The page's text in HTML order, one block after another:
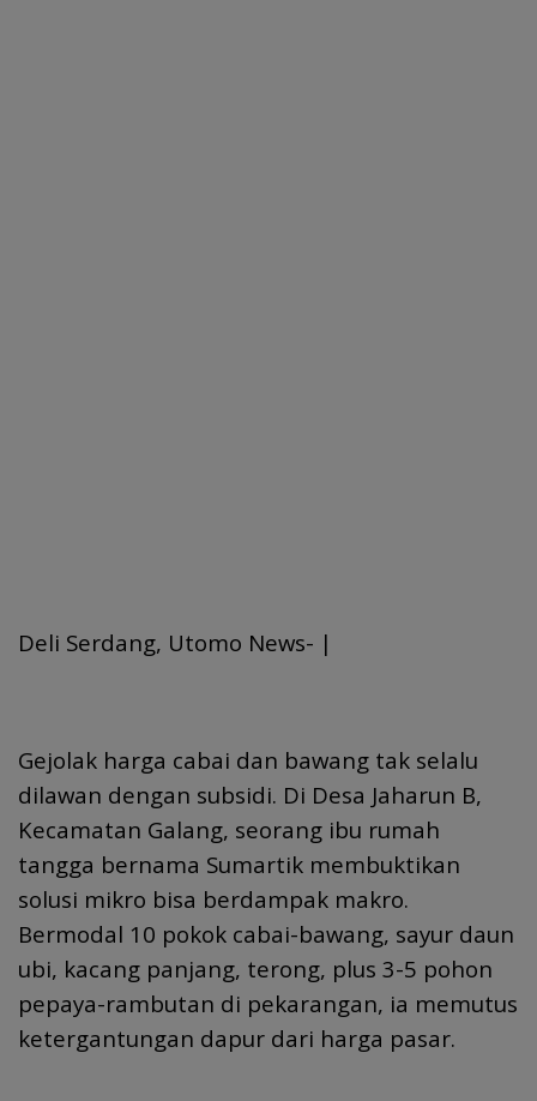
Deli Serdang, Utomo News- |
Gejolak harga cabai dan bawang tak selalu
dilawan dengan subsidi. Di Desa Jaharun B,
Kecamatan Galang, seorang ibu rumah
tangga bernama Sumartik membuktikan
solusi mikro bisa berdampak makro.
Bermodal 10 pokok cabai-bawang, sayur daun
ubi, kacang panjang, terong, plus 3-5 pohon
pepaya-rambutan di pekarangan, ia memutus
ketergantungan dapur dari harga pasar.